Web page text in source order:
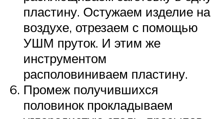
пластину. Остужаем изделие на
воздухе, отрезаем с помощью
УШМ пруток. И этим же
инструментом
располовиниваем пластину.
Промеж получившихся
половинок прокладываем